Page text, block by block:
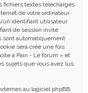
fichiers textes téléchargés
de votre ordinateur.
identifiant utilisateur
de session invité
sont automatiquement
sera créé une fois
à Pain - Le forum » et
sujets que vous avez lus,
au logiciel phpBB